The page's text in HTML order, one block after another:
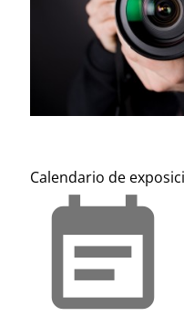
Calendario de
event_note